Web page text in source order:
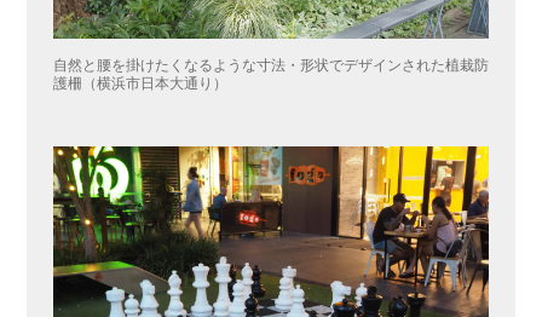
自然と腰を掛けたくなるような寸法・形状でデザインされた植栽防
護柵（横浜市日本大通り）